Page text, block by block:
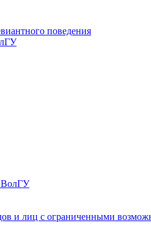
поведения
ВолГУ
и лиц с ограниченными